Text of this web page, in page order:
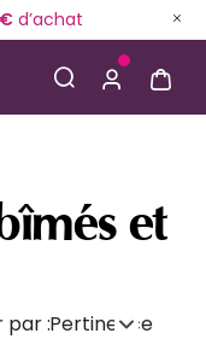
d’achat
et
par :Pertinence